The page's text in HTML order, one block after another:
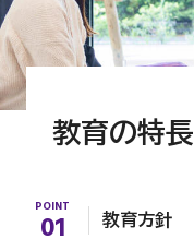
教育の特長
POINT
01 教育方針